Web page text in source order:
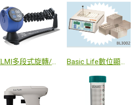
ELMI多段式旋轉/震盪混合器 Basic Life數位顯⽰型乾浴器